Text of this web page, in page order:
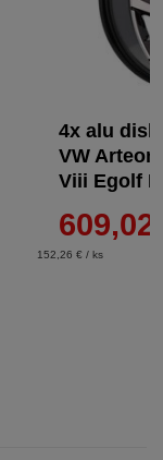
4x alu
VW
Viii Egolf
609,02
152,26 € / ks